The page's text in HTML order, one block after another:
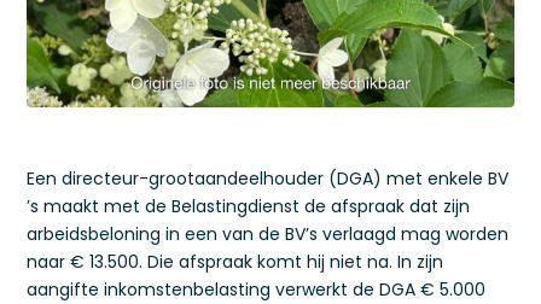
Een directeur-grootaandeelhouder (DGA) met enkele BV
’s maakt met de Belastingdienst de afspraak dat zijn
arbeidsbeloning in een van de BV’s verlaagd mag worden
naar € 13.500. Die afspraak komt hij niet na. In zijn
aangifte inkomstenbelasting verwerkt de DGA € 5.000